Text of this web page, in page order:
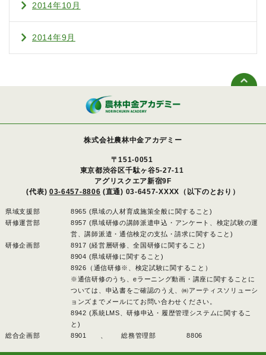
2014年10月
2014年9月
株式会社農林中金アカデミー
〒151-0051
東京都渋谷区千駄ヶ谷5-27-11
アグリスクエア新宿9F
(代表) 03-6457-8806 (直通) 03-6457-XXXX（以下のとおり）
県域支援部
8965 (県域の人材育成施策全般に関すること)
研修運営部
8957 (県域研修の講師派遣申込・アンケート、検定試験の運
営、講師派遣・通信検定の支払・請求に関すること)
研修企画部
8917 (経営層研修、全国研修に関すること)
8904 (県域研修に関すること)
8926（通信研修※、検定試験に関すること）
※通信研修のうち、eラーニング動画・講座に関することに
ついては、申込書をご確認のうえ、㈱アーティスソリューシ
ョンズまでメールにてお問い合わせください。
8942 (系統LMS、研修申込・履歴管理システムに関するこ
と)
総合企画部
8901 、総務管理部 8806